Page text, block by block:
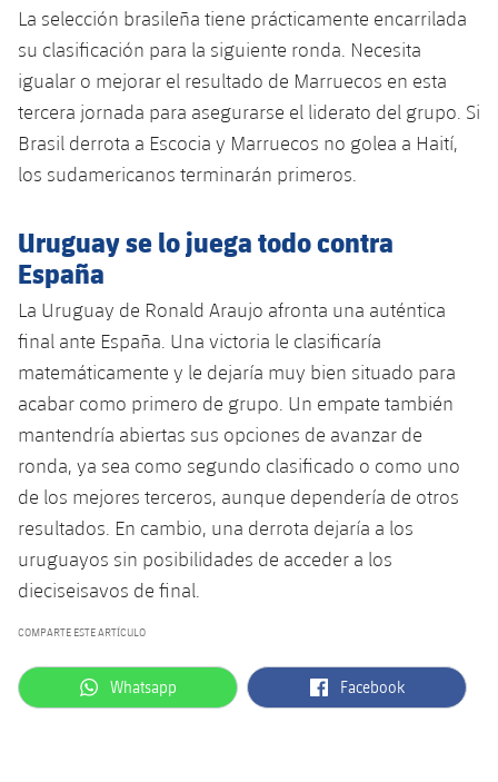
La selección brasileña tiene prácticamente encarrilada
su clasificación para la siguiente ronda. Necesita
igualar o mejorar el resultado de Marruecos en esta
tercera jornada para asegurarse el liderato del grupo. Si
Brasil derrota a Escocia y Marruecos no golea a Haití,
los sudamericanos terminarán primeros.
Uruguay se lo juega todo contra
España
La Uruguay de Ronald Araujo afronta una auténtica
final ante España. Una victoria le clasificaría
matemáticamente y le dejaría muy bien situado para
acabar como primero de grupo. Un empate también
mantendría abiertas sus opciones de avanzar de
ronda, ya sea como segundo clasificado o como uno
de los mejores terceros, aunque dependería de otros
resultados. En cambio, una derrota dejaría a los
uruguayos sin posibilidades de acceder a los
dieciseisavos de final.
COMPARTE ESTE ARTÍCULO
label.aria.whatsapp
Whatsapp label.aria.facebook
Facebook